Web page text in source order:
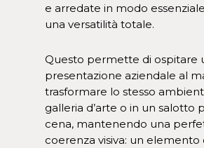
e arredate in modo
una versatilità totale.
Questo permette di ospitare
presentazione aziendale al
trasformare lo stesso
galleria d’arte o in un salotto
cena, mantenendo una
coerenza visiva: un elemento